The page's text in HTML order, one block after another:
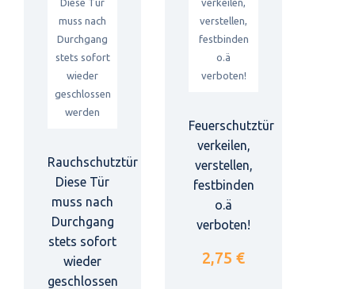
Rauchschutztür
Diese Tür
muss nach
Durchgang
stets sofort
wieder
geschlossen
Feuerschutztür
verkeilen,
verstellen,
festbinden
o.ä
verboten!
2,75 €